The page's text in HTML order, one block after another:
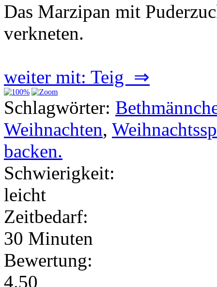
Das Marzipan mit
verkneten.
weiter mit: Teig ⇒
Schlagwörter:
Weihnachten,
backen.
Schwierigkeit:
leicht
Zeitbedarf:
30 Minuten
Bewertung:
4.50